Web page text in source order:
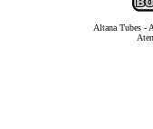
Altana Tubes -